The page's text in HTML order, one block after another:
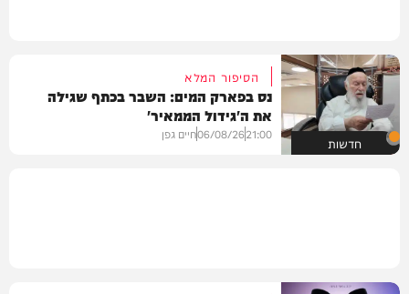
חדשות
הסיפור המלא
נס בפארק המים: השבר בכתף שגילה
את ה'גידול הממאיר'
21:00
06/08/26חיים גפן